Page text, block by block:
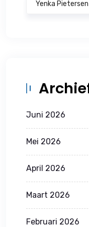
Yenka Pietersen
Juni 2026
Mei 2026
April 2026
Maart 2026
Februari 2026